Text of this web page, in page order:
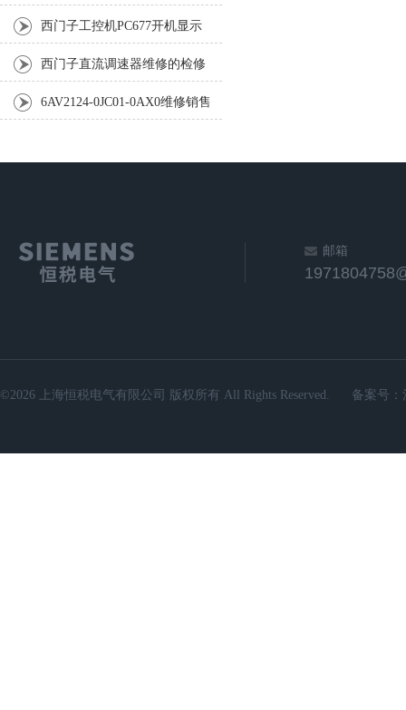
西门子工控机PC677开机显示
器不亮（成功修好）质保半年
西门子直流调速器维修的检修
方法
6AV2124-0JC01-0AX0维修销售
邮箱
©2026 上海恒税电气有限公司 版权所有 All Rights Reserved. 备案号：